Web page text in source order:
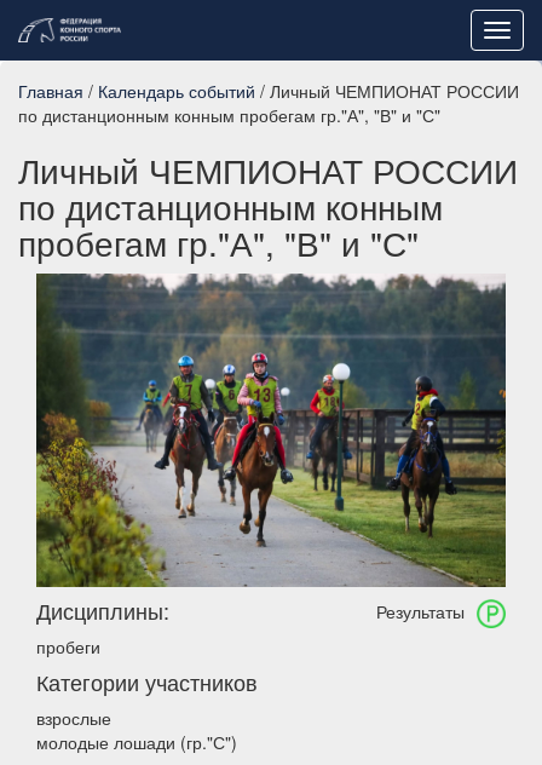
Главная / Календарь событий / Личный ЧЕМПИОНАТ РОССИИ
по дистанционным конным пробегам гр."А", "В" и "С"
Личный ЧЕМПИОНАТ РОССИИ
по дистанционным конным
пробегам гр."А", "В" и "С"
Результаты
Дисциплины:
пробеги
Категории участников
взрослые
молодые лошади (гр."С")